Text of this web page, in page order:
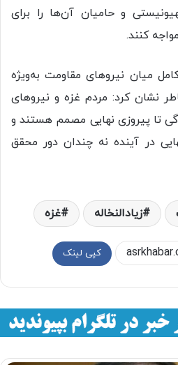
و حامیان آن‌ها را برای
کنند.
میان نیرو‌های مقاومت به‌ویژه
نشان کرد: مردم غزه و نیرو‌های
تا پیروزی نهایی مصمم هستند و
در آینده نه چندان دور محقق
زيادالنخاله غزه
کپی لینک